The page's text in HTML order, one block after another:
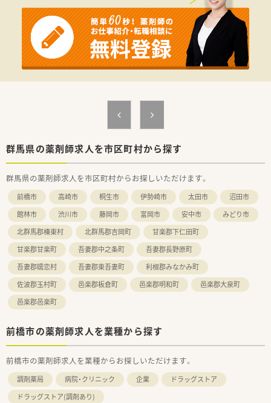
群馬県の薬剤師求人を市区町村から探す
群馬県の薬剤師求人を市区町村からお探しいただけます。
前橋市 高崎市 桐生市 伊勢崎市 太田市
沼田市
館林市
渋川市 藤岡市 富岡市 安中市
みどり市
北群馬郡榛東村
北群馬郡吉岡町
甘楽郡下仁田町
甘楽郡甘楽町
吾妻郡中之条町
吾妻郡長野原町
吾妻郡嬬恋村
吾妻郡東吾妻町
利根郡みなかみ町
佐波郡玉村町
邑楽郡板倉町 邑楽郡明和町
邑楽郡大泉町
邑楽郡邑楽町
前橋市の薬剤師求人を業種から探す
前橋市の薬剤師求人を業種からお探しいただけます。
調剤薬局 病院・クリニック 企業
ドラッグストア
ドラッグストア(調剤あり)